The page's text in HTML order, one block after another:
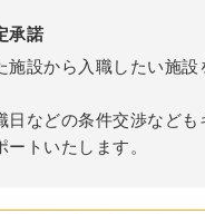
承諾
施設から入職したい施設
日などの条件交渉なども
ートいたします。